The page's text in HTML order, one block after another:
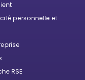
personnelle et
RSE